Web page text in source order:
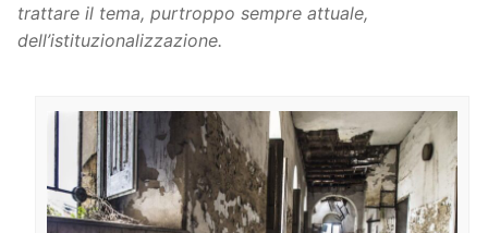
trattare il tema, purtroppo sempre attuale,
dell’istituzionalizzazione.